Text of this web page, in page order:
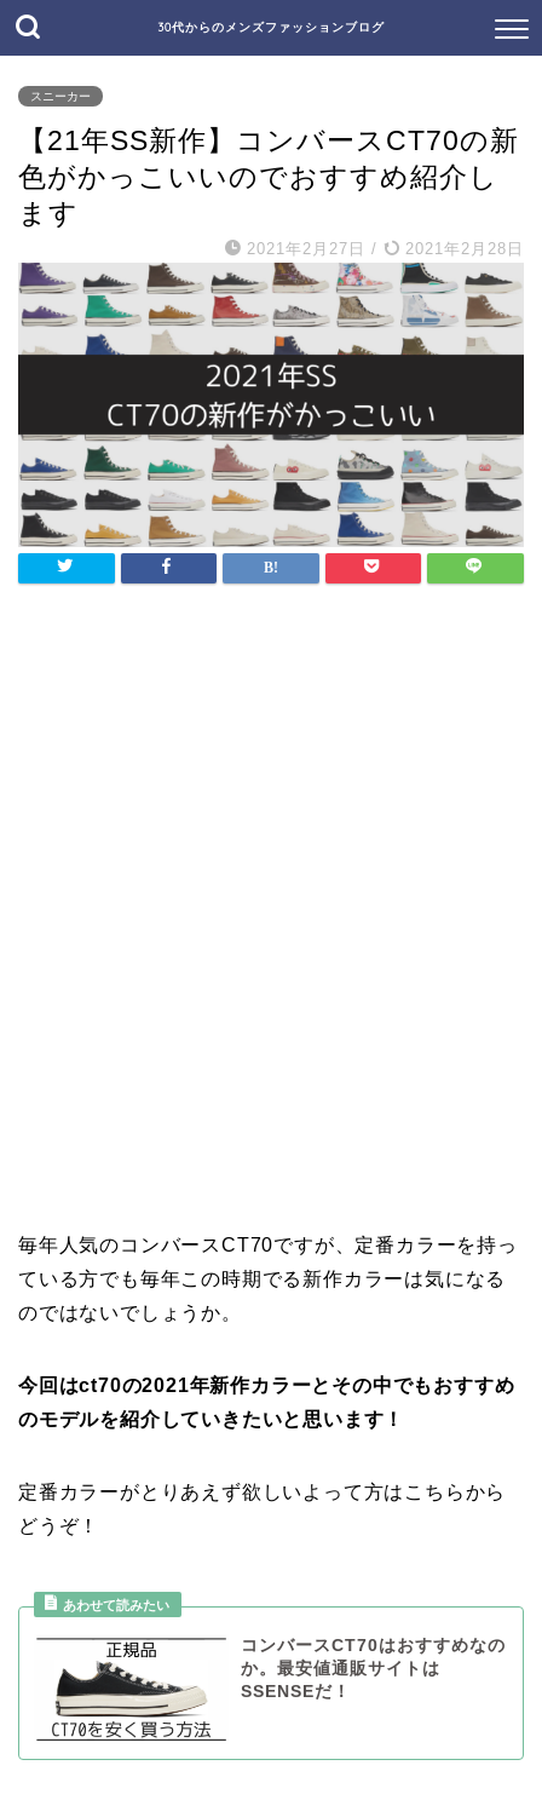
30代からのメンズファッションブログ
スニーカー
【21年SS新作】コンバースCT70の新
色がかっこいいのでおすすめ紹介し
ます
2021年2月27日 / 2021年2月28日
毎年人気のコンバースCT70ですが、定番カラーを持っ
ている方でも毎年この時期でる新作カラーは気になる
のではないでしょうか。
今回はct70の2021年新作カラーとその中でもおすすめ
のモデルを紹介していきたいと思います！
定番カラーがとりあえず欲しいよって方はこちらから
どうぞ！
コンバースCT70はおすすめなの
か。最安値通販サイトは
SSENSEだ！